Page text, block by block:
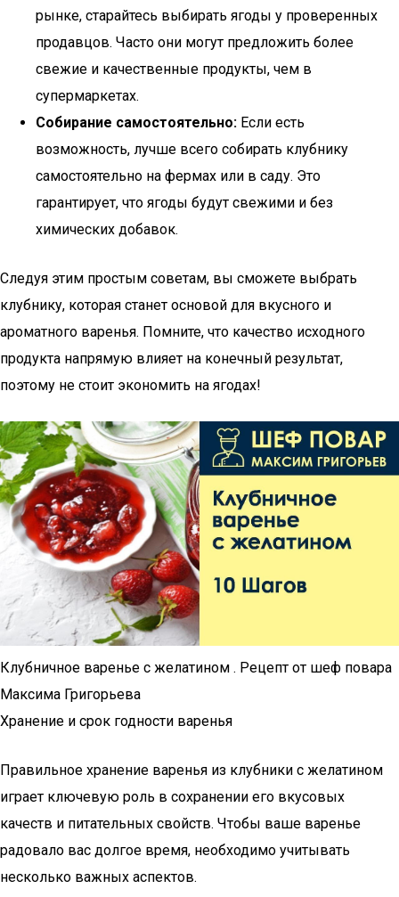
рынке, старайтесь выбирать ягоды у проверенных
продавцов. Часто они могут предложить более
свежие и качественные продукты, чем в
супермаркетах.
Собирание самостоятельно: Если есть
возможность, лучше всего собирать клубнику
самостоятельно на фермах или в саду. Это
гарантирует, что ягоды будут свежими и без
химических добавок.
Следуя этим простым советам, вы сможете выбрать
клубнику, которая станет основой для вкусного и
ароматного варенья. Помните, что качество исходного
продукта напрямую влияет на конечный результат,
поэтому не стоит экономить на ягодах!
Клубничное варенье с желатином . Рецепт от шеф повара
Максима Григорьева
Хранение и срок годности варенья
Правильное хранение варенья из клубники с желатином
играет ключевую роль в сохранении его вкусовых
качеств и питательных свойств. Чтобы ваше варенье
радовало вас долгое время, необходимо учитывать
несколько важных аспектов.